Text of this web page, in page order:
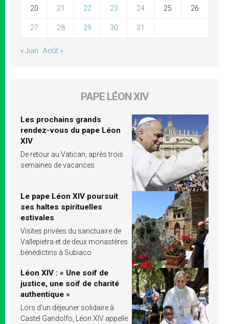
20 21 22 23 24 25 26
27 28 29 30 31
« Juin Août »
PAPE LÉON XIV
Les prochains grands
rendez-vous du pape Léon
XIV
De retour au Vatican, après trois
semaines de vacances
Le pape Léon XIV poursuit
ses haltes spirituelles
estivales
Visites privées du sanctuaire de
Vallepietra et de deux monastères
bénédictins à Subiaco
Léon XIV : « Une soif de
justice, une soif de charité
authentique »
Lors d’un déjeuner solidaire à
Castel Gandolfo, Léon XIV appelle